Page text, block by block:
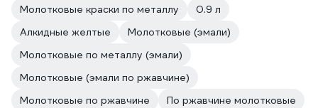
Молотковые краски по металлу
0.9 л
Алкидные желтые
Молотковые (эмали)
Молотковые по металлу (эмали)
Молотковые (эмали по ржавчине)
Молотковые по ржавчине
По ржавчине молотковые